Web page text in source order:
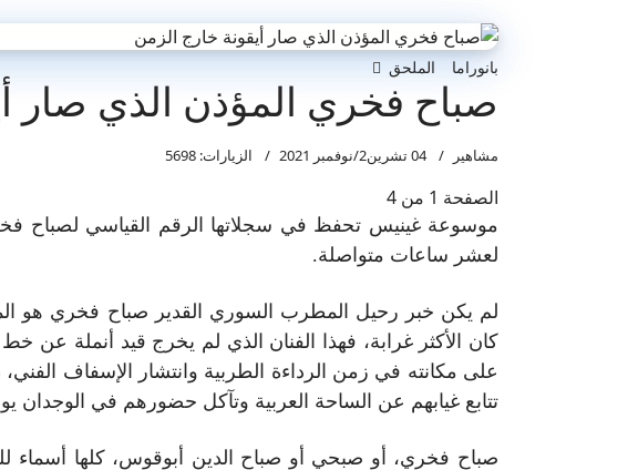
بانوراما الملحق
صباح فخري المؤذن الذي صار
مشاهير 04 تشرين2/نوفمبر 2021 الزيارات: 5698
الصفحة 1 من 4
موسوعة غينيس تحفظ في سجلاتها الرقم القياسي لصباح
لعشر ساعات متواصلة.
لم يكن خبر رحيل المطرب السوري القدير صباح فخري هو
كان الأكثر غرابة، فهذا الفنان الذي لم يخرج قيد أنملة عن
على مكانته في زمن الرداءة الطربية وانتشار الإسفاف الفني،
تتابع غيابهم عن الساحة العربية وتآكل حضورهم في الوجدان
صباح فخري، أو صبحي أو صباح الدين أبوقوس، كلها أسماء